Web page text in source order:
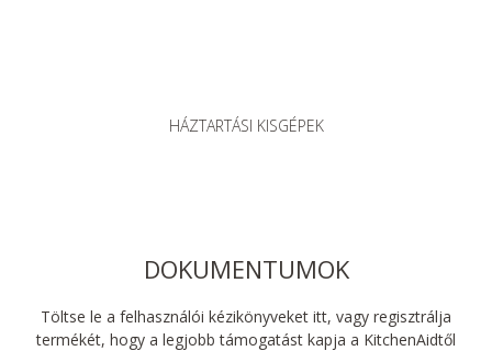
HÁZTARTÁSI KISGÉPEK
DOKUMENTUMOK
Töltse le a felhasználói kézikönyveket itt, vagy regisztrálja
termékét, hogy a legjobb támogatást kapja a KitchenAidtől